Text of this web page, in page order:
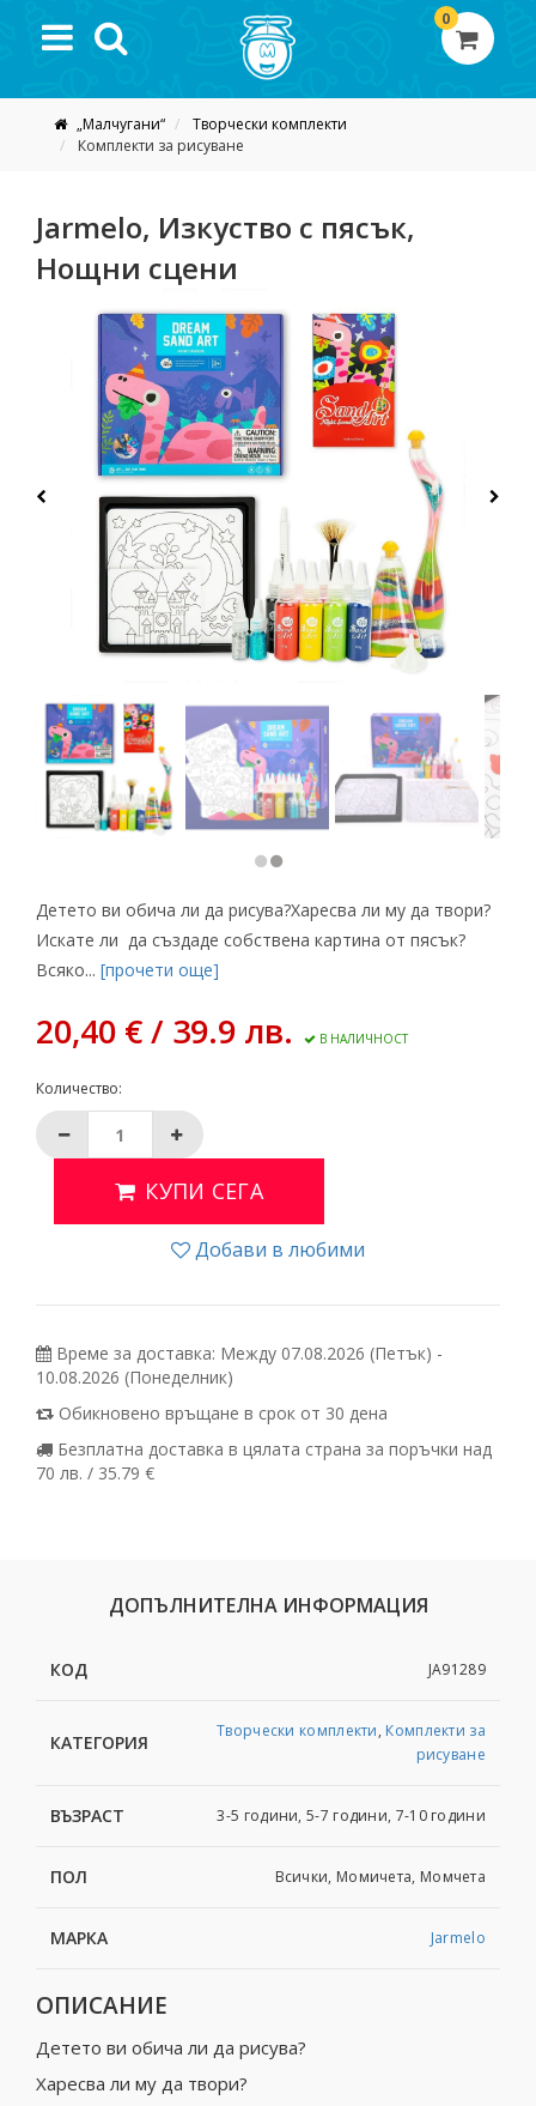
0
„Малчугани“
Творчески комплекти
Комплекти за рисуване
Jarmelo, Изкуство с пясък,
Нощни сцени
Детето ви обича ли да рисува?Харесва ли му да твори?
Искате ли да създаде собствена картина от пясък?
Всяко... [прочети още]
20,40 € / 39.9 лв. В НАЛИЧНОСТ
Количество:
КУПИ СЕГА
Добави в любими
Време за доставка: Между 07.08.2026 (Петък) -
10.08.2026 (Понеделник)
Обикновено връщане в срок от 30 дена
Безплатна доставка в цялата страна за поръчки над
70 лв. / 35.79 €
ДОПЪЛНИТЕЛНА ИНФОРМАЦИЯ
КОД JA91289
КАТЕГОРИЯ
Творчески комплекти, Комплекти за
рисуване
ВЪЗРАСТ 3-5 години, 5-7 години, 7-10 години
ПОЛ Всички, Момичета, Момчета
МАРКА Jarmelo
ОПИСАНИЕ
Детето ви обича ли да рисува?
Харесва ли му да твори?